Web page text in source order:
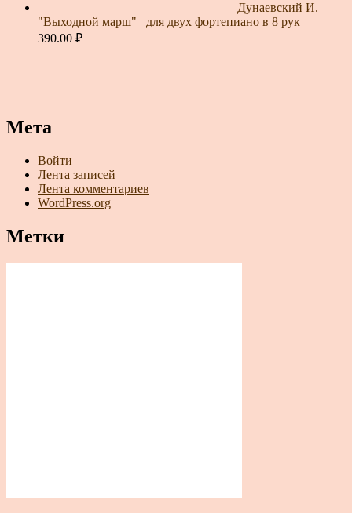
Дунаевский И.
"Выходной марш"_ для двух фортепиано в 8 рук
390.00 ₽
Мета
Войти
Лента записей
Лента комментариев
WordPress.org
Метки